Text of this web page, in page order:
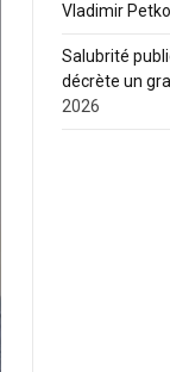
Vladimir
Salubrité
décrète un
2026